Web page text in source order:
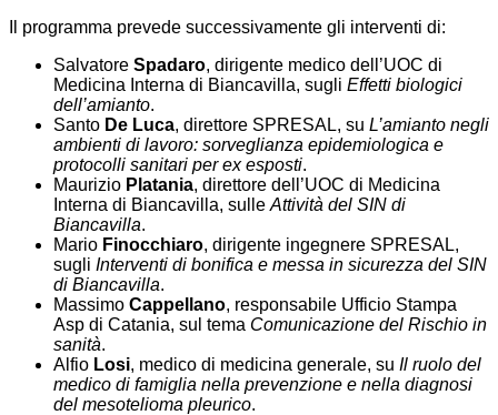
Il programma prevede successivamente gli interventi di:
Salvatore Spadaro, dirigente medico dell’UOC di
Medicina Interna di Biancavilla, sugli Effetti biologici
dell’amianto.
Santo De Luca, direttore SPRESAL, su L’amianto negli
ambienti di lavoro: sorveglianza epidemiologica e
protocolli sanitari per ex esposti.
Maurizio Platania, direttore dell’UOC di Medicina
Interna di Biancavilla, sulle Attività del SIN di
Biancavilla.
Mario Finocchiaro, dirigente ingegnere SPRESAL,
sugli Interventi di bonifica e messa in sicurezza del SIN
di Biancavilla.
Massimo Cappellano, responsabile Ufficio Stampa
Asp di Catania, sul tema Comunicazione del Rischio in
sanità.
Alfio Losi, medico di medicina generale, su Il ruolo del
medico di famiglia nella prevenzione e nella diagnosi
del mesotelioma pleurico.